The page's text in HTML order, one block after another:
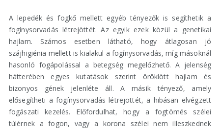
A lepedék és fogkő mellett egyéb tényezők is segíthetik a
fogínysorvadás létrejöttét. Az egyik ezek közül a genetikai
hajlam. Számos esetben látható, hogy átlagosan jó
szájhigiénia mellett is kialakul a fogínysorvadás, míg másoknál
hasonló fogápolással a betegség megelőzhető. A jelenség
hátterében egyes kutatások szerint öröklött hajlam és
bizonyos gének jelenléte áll. A másik tényező, amely
elősegítheti a fogínysorvadás létrejöttét, a hibásan elvégzett
fogászati kezelés. Előfordulhat, hogy a fogtömés szélei
túlérnek a fogon, vagy a korona szélei nem illeszkednek